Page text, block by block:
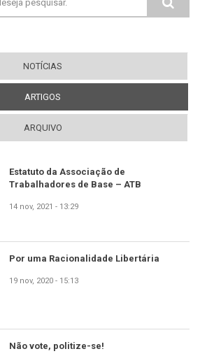
busca
NOTÍCIAS
ARTIGOS
ARQUIVO
Estatuto da Associação de
Trabalhadores de Base – ATB
14 nov, 2021 - 13:29
Por uma Racionalidade Libertária
19 nov, 2020 - 15:13
Não vote, politize-se!